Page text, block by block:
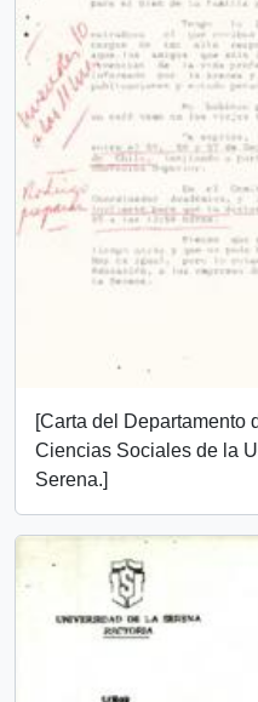
[Carta del Departamento
Ciencias Sociales de la
Serena.]